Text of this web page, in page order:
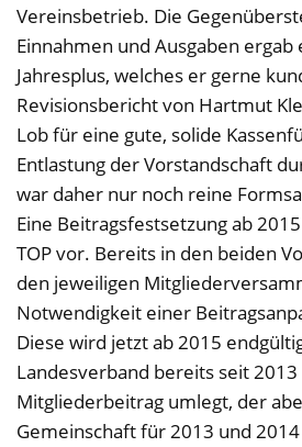
Vereinsbetrieb. Die
Einnahmen und Ausgaben ergab
Jahresplus, welches er gerne
Revisionsbericht von Hartmut
Lob für eine gute, solide
Entlastung der Vorstandschaft
war daher nur noch reine
Eine Beitragsfestsetzung ab
TOP vor. Bereits in den beiden
den jeweiligen
Notwendigkeit einer
Diese wird jetzt ab 2015
Landesverband bereits seit
Mitgliederbeitrag umlegt, der
Gemeinschaft für 2013 und